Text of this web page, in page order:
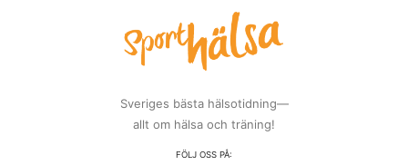
Sveriges bästa hälsotidning—
allt om hälsa och träning!
FÖLJ OSS PÅ: